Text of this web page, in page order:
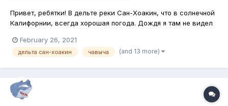
Привет, ребятки! В дельте реки Сан-Хоакин, что в солнечной
Калифорнии, всегда хорошая погода. Дождя я там не видел
соревнований , то есть мне, при такой-то погоде просто
необходимо усложнить себе (и не только) жизнь и
February 26, 2021
дельта сан-хоакин чавыча (and 13 more)